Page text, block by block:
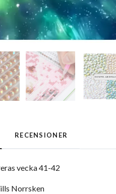
RECENSIONER
vecka 41-42
Norrsken